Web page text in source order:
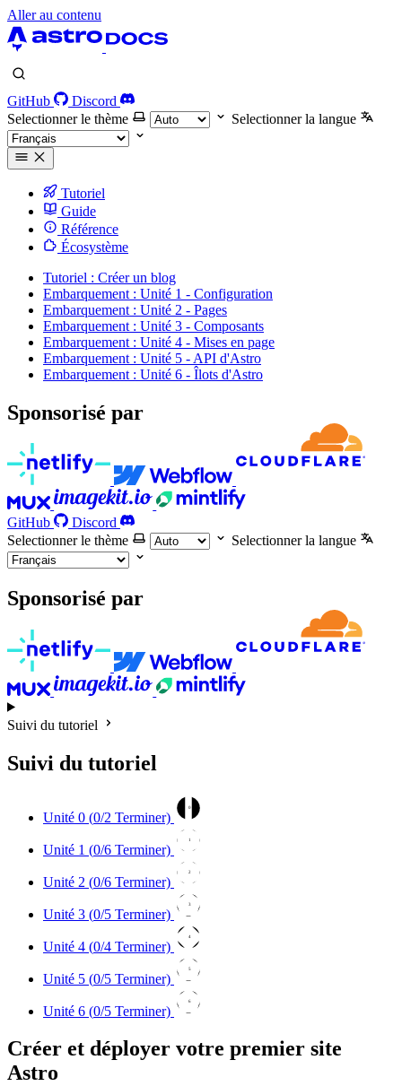
Aller au contenu
GitHub
Discord
Selectionner le thème
Selectionner la langue
Tutoriel
Guide
Référence
Écosystème
Tutoriel : Créer un blog
Embarquement : Unité 1 - Configuration
Embarquement : Unité 2 - Pages
Embarquement : Unité 3 - Composants
Embarquement : Unité 4 - Mises en page
Embarquement : Unité 5 - API d'Astro
Embarquement : Unité 6 - Îlots d'Astro
Sponsorisé par
GitHub
Discord
Selectionner le thème
Selectionner la langue
Sponsorisé par
Suivi du tutoriel
Suivi du tutoriel
Unité 0 (0/2 Terminer)
0
Unité 1 (0/6 Terminer)
1
Unité 2 (0/6 Terminer)
2
Unité 3 (0/5 Terminer)
3
Unité 4 (0/4 Terminer)
4
Unité 5 (0/5 Terminer)
5
Unité 6 (0/5 Terminer)
6
Créer et déployer votre premier site
Astro